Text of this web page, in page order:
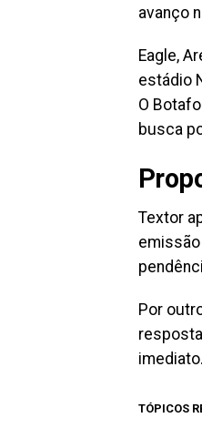
avanço
Eagle,
estádio
O
busca
Textor
emissão
Por
imediato.
TÓPICOS